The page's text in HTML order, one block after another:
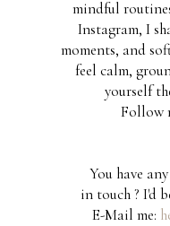
mindful
Instagram, I
moments, and
feel calm,
yourself
Follow
You have
in touch ? I'd
E-Mail me: